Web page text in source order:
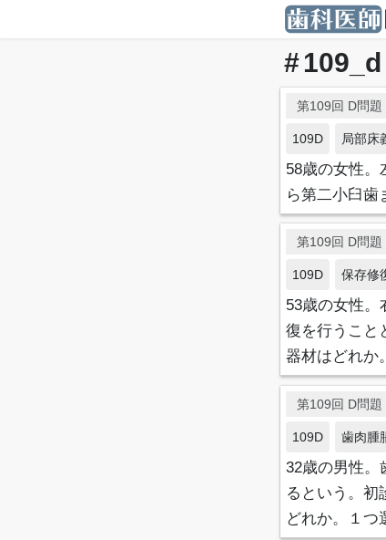
109_d
第109回 D問題
109D 局部床
58歳の女性
ら第二小臼歯
第109回 D問
109D 保存修
53歳の女性。
復を行うこと
器材はどれか
第109回 D問
109D 歯肉腫
32歳の男性。
るという。初
どれか。１つ